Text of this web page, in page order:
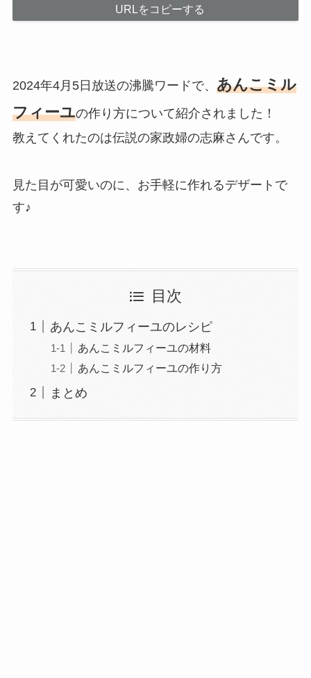
URLをコピーする
2024年4月5日放送の沸騰ワードで、 あんこミル
フィーユの作り方について紹介されました！
教えてくれたのは伝説の家政婦の志麻さんです。
見た目が可愛いのに、お手軽に作れるデザートで
す♪
目次
あんこミルフィーユのレシピ
あんこミルフィーユの材料
あんこミルフィーユの作り方
まとめ